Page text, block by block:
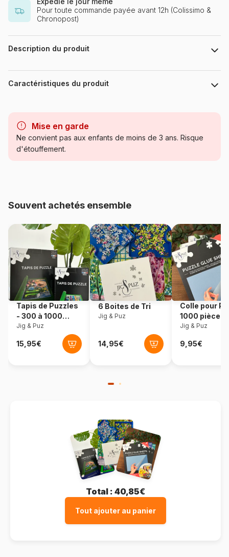
Pour toute commande payée avant 12h (Colissimo &
Chronopost)
Description du produit
Josephine Wall. www.josephinewall.com
Caractéristiques du produit
Catégorie Puzzles - Hommes et Femmes
Référence Grafika-F-30673
EAN 3663384306730
Nombre de pièces 2000 pièces
Dimensions 98 x 69 cm
Matière primaire
Format boîte Boîte en carton
Mise en garde
Ne convient pas aux enfants de moins de 3 ans. Risque
d'étouffement.
Souvent achetés ensemble
Tapis de Puzzles
- 300 à 1000
pièces
Jig & Puz
6 Boites de Tri
Jig & Puz
Colle pour
1000 pièces
Jig & Puz
Total : 40,85€
Tout ajouter au panier